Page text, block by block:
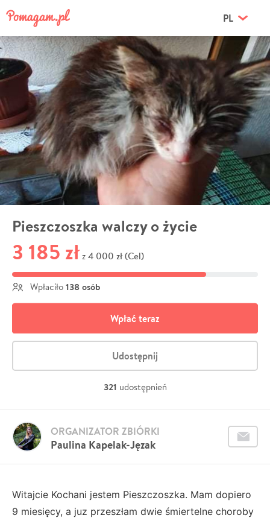
PL
Pieszczoszka walczy o życie
3 185 zł z 4 000 zł (Cel)
Wpłaciło 138 osób
Wpłać teraz
Udostępnij
321 udostępnień
Paulina Kapelak-Jęzak
ORGANIZATOR ZBIÓRKI
Witajcie Kochani jestem Pieszczoszka. Mam dopiero
9 miesięcy, a juz przeszłam dwie śmiertelne choroby